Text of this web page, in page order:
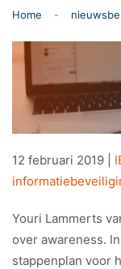
Home
12 februari 2019
Youri Lammerts
over awareness.
stappenplan voor